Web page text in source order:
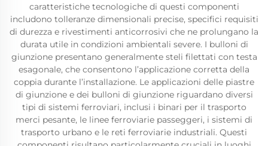
caratteristiche tecnologiche di questi componenti
includono tolleranze dimensionali precise, specifici requisiti
di durezza e rivestimenti anticorrosivi che ne prolungano la
durata utile in condizioni ambientali severe. I bulloni di
giunzione presentano generalmente steli filettati con testa
esagonale, che consentono l’applicazione corretta della
coppia durante l’installazione. Le applicazioni delle piastre
di giunzione e dei bulloni di giunzione riguardano diversi
tipi di sistemi ferroviari, inclusi i binari per il trasporto
merci pesante, le linee ferroviarie passeggeri, i sistemi di
trasporto urbano e le reti ferroviarie industriali. Questi